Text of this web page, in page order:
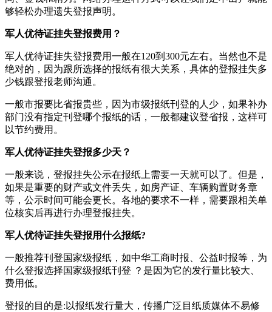
够轻松办理遗失登报声明。
军人优待证挂失登报费用？
军人优待证挂失登报费用一般在120到300元左右。当然也不是
绝对的，因为跟所选择的报纸有很大关系，具体的登报挂失多
少钱跟登报老师沟通。
一般市报要比省报贵些，因为市级报纸刊登的人少，如果补办
部门没有指定刊登哪个报纸的话，一般都建议登省报，这样可
以节约费用。
军人优待证挂失登报多少天？
一般来说，登报挂失公示在报纸上需要一天就可以了。但是，
如果是重要的财产或文件丢失，如房产证、车辆购置财务章
等，公示时间可能会更长。各地的要求不一样，需要跟相关单
位核实后再进行办理登报挂失。
军人优待证挂失登报用什么报纸?
一般推荐刊登国家级报纸，如中华工商时报、公益时报等，为
什么登报选择国家级报纸刊登 ？是因为它的发行量比较大、
费用低。
登报的目的是:以报纸发行量大，传播广泛目纸质媒体不易修